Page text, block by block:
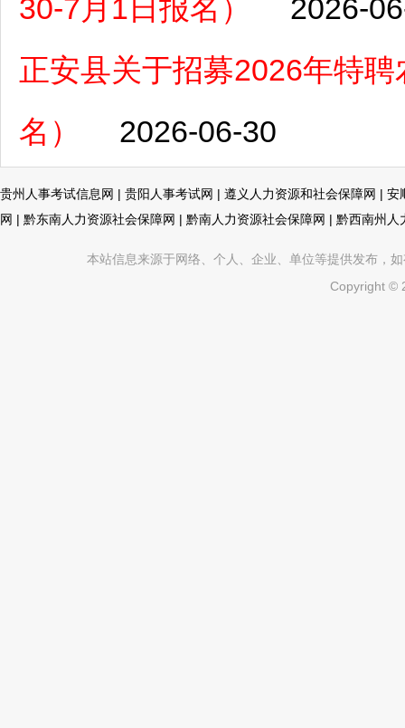
30-7月1日报名）
2026-
正安县关于招募2026年特
名）
2026-06-30
贵州人事考试信息网 | 贵阳人事考试网 | 遵义人力资源和社会保障网 | 安
网 | 黔东南人力资源社会保障网 | 黔南人力资源社会保障网 | 黔西南州人
本站信息来源于网络、个人、企业、单位等提供发布，
Copyright ©